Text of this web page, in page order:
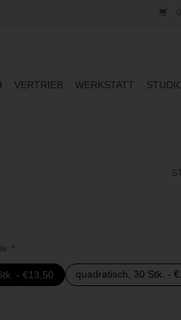
VERTRIEB WERKSTATT
*
- €13,50 quadratisch, 30 Stk. -